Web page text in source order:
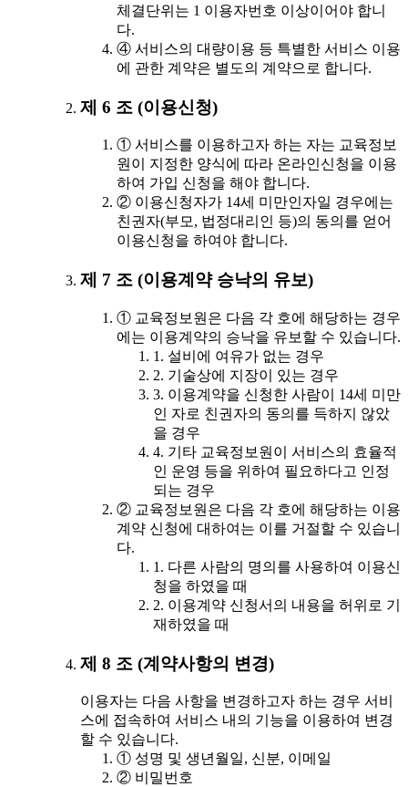
체결단위는 1 이용자번호 이상이어야 합니
다.
④ 서비스의 대량이용 등 특별한 서비스 이용
에 관한 계약은 별도의 계약으로 합니다.
제 6 조 (이용신청)
① 서비스를 이용하고자 하는 자는 교육정보
원이 지정한 양식에 따라 온라인신청을 이용
하여 가입 신청을 해야 합니다.
② 이용신청자가 14세 미만인자일 경우에는
친권자(부모, 법정대리인 등)의 동의를 얻어
이용신청을 하여야 합니다.
제 7 조 (이용계약 승낙의 유보)
① 교육정보원은 다음 각 호에 해당하는 경우
에는 이용계약의 승낙을 유보할 수 있습니다.
1. 설비에 여유가 없는 경우
2. 기술상에 지장이 있는 경우
3. 이용계약을 신청한 사람이 14세 미만
인 자로 친권자의 동의를 득하지 않았
을 경우
4. 기타 교육정보원이 서비스의 효율적
인 운영 등을 위하여 필요하다고 인정
되는 경우
② 교육정보원은 다음 각 호에 해당하는 이용
계약 신청에 대하여는 이를 거절할 수 있습니
다.
1. 다른 사람의 명의를 사용하여 이용신
청을 하였을 때
2. 이용계약 신청서의 내용을 허위로 기
재하였을 때
제 8 조 (계약사항의 변경)
이용자는 다음 사항을 변경하고자 하는 경우 서비
스에 접속하여 서비스 내의 기능을 이용하여 변경
할 수 있습니다.
① 성명 및 생년월일, 신분, 이메일
② 비밀번호